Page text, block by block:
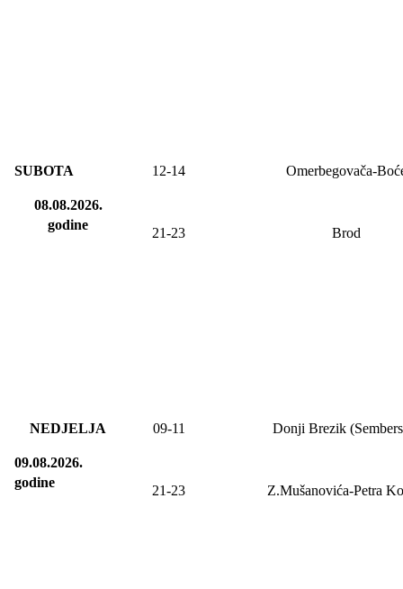
SUBOTA
08.08.2026.
godine
12-14 Omerbegovača-
21-23 Brod
NEDJELJA
09.08.2026.
godine
09-11 Donji Brezik
21-23 Z.Mušanovića-Petra